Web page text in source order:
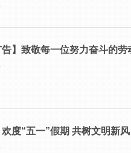
告】致敬每一位努力奋斗的劳
度“五一”假期 共树文明新风